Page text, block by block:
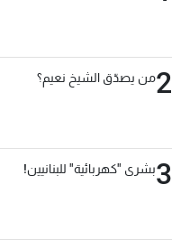
2من يصدّق الشيخ نعيم؟
3بشرى "كهربائية" للبنانيين!